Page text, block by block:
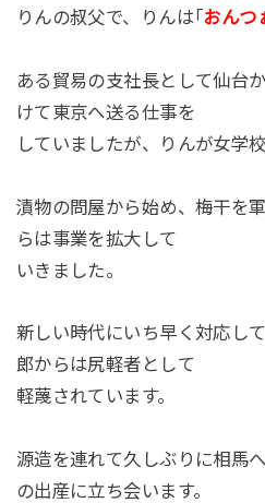
りんの叔父で、りんは｢おんつ
ある貿易の支社長として仙台
けて東京へ送る仕事を
していましたが、りんが女学
漬物の問屋から始め、梅干を
らは事業を拡大して
いきました。
新しい時代にいち早く対応し
郎からは尻軽者として
軽蔑されています。
源造を連れて久しぶりに相馬
の出産に立ち会います。